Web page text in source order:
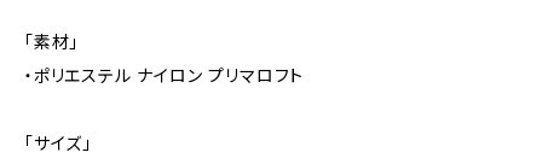
「素材」
・ポリエステル ナイロン プリマロフト
「サイズ」